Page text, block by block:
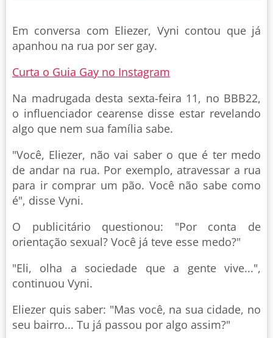
Em conversa com Eliezer, Vyni contou que já
apanhou na rua por ser gay.
Curta o Guia Gay no Instagram
Na madrugada desta sexta-feira 11, no BBB22,
o influenciador cearense disse estar revelando
algo que nem sua família sabe.
"Você, Eliezer, não vai saber o que é ter medo
de andar na rua. Por exemplo, atravessar a rua
para ir comprar um pão. Você não sabe como
é", disse Vyni.
O publicitário questionou: "Por conta de
orientação sexual? Você já teve esse medo?"
"Eli, olha a sociedade que a gente vive...",
continuou Vyni.
Eliezer quis saber: "Mas você, na sua cidade, no
seu bairro... Tu já passou por algo assim?"